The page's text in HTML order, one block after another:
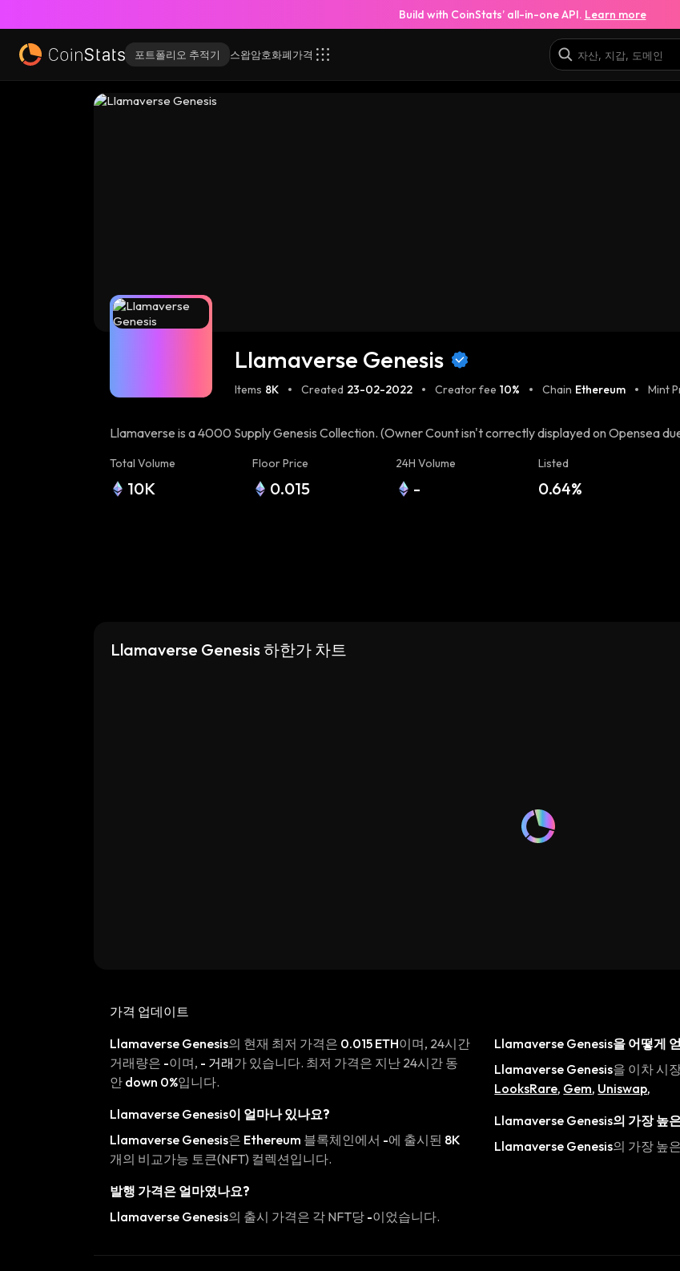
Build with CoinStats’ all-in-one API. Learn more
포트폴리오 추적기 스왑암호화폐가격
Llamaverse Genesis
Items 8K Created 23-02-2022 Creator fee 10% Chain Ethereum Mint
Llamaverse is a 4000 Supply Genesis Collection. (Owner Count isn't correctly displayed on Opensea
Website HERE](https://llamaverse.io) Made up of 3500 Static Llamas and 500 Animated 1:1 Llamas.
Token + Utility + Tools + Connections + Metaverse Expansion + Breeding + Gamification + Alpha [Twitter]
Total Volume
10K
Floor Price
0.015
24H Volume
-
Listed
0.64%
Llamaverse Genesis 하한가 차트
가격 업데이트
Llamaverse Genesis의 현재 최저 가격은 0.015 ETH이며, 24시간
거래량은 -이며, - 거래가 있습니다. 최저 가격은 지난 24시간 동
안 down 0%입니다.
Llamaverse Genesis이 얼마나 있나요?
Llamaverse Genesis은 Ethereum 블록체인에서 -에 출시된 8K
개의 비교가능 토큰(NFT) 컬렉션입니다.
발행 가격은 얼마였나요?
Llamaverse Genesis의 출시 가격은 각 NFT당 -이었습니다.
Llamaverse Genesis을 어떻게
Llamaverse Genesis을 이차 시
LooksRare, Gem, Uniswap,
Llamaverse Genesis의 가장 높
Llamaverse Genesis의 가장 높